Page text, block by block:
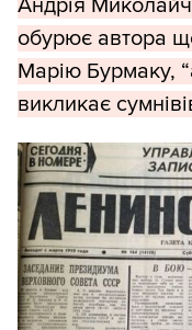
Андрія
обурює автора
Марію Бурмаку,
викликає